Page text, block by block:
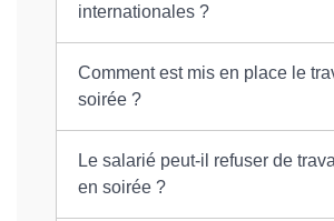
internationales ?
Comment est mis en place le
soirée ?
Le salarié peut-il refuser de
en soirée ?